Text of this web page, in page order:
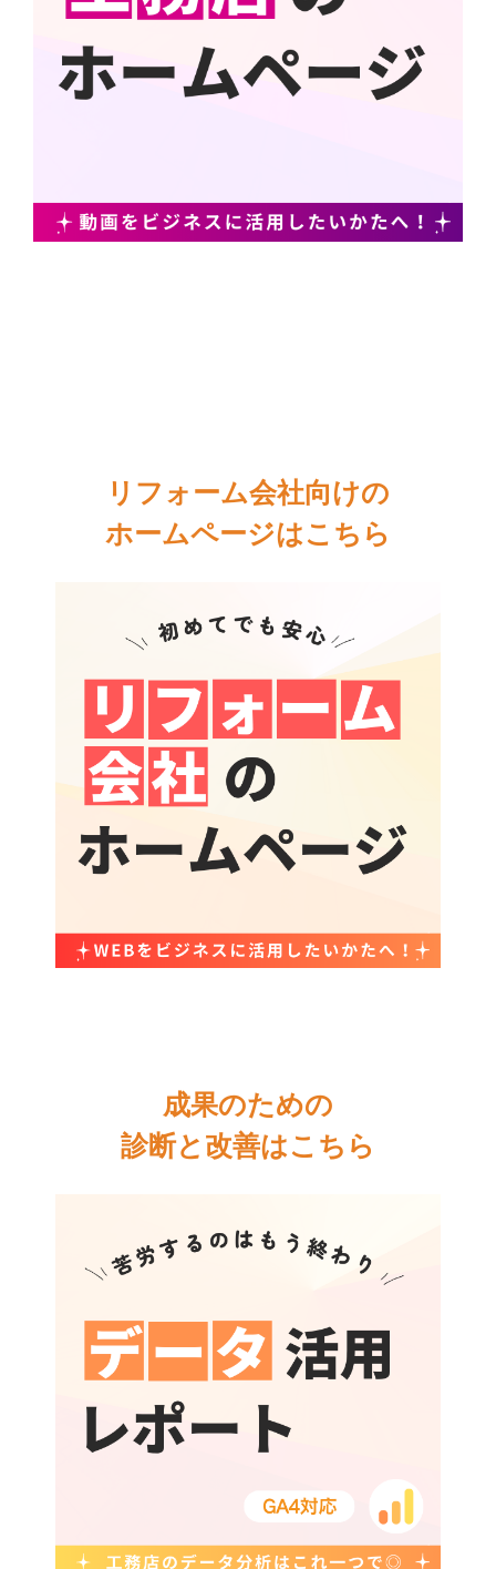
リフォーム会社向けの
ホームページはこちら
成果のための
診断と改善はこちら